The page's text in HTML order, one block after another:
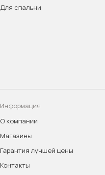
Для спальни
Информация
О компании
Магазины
Гарантия лучшей цены
Контакты